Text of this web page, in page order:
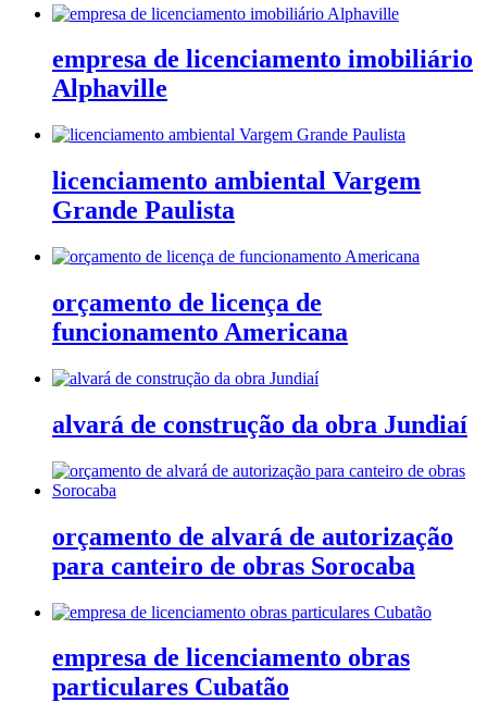
empresa de licenciamento imobiliário
Alphaville
licenciamento ambiental Vargem
Grande Paulista
orçamento de licença de
funcionamento Americana
alvará de construção da obra Jundiaí
orçamento de alvará de autorização
para canteiro de obras Sorocaba
empresa de licenciamento obras
particulares Cubatão